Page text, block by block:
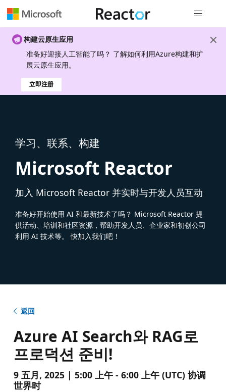
构建云原生应用
准备好迎接人工智能了吗？ 了解如何利用Azure构建和扩
展云原生应用。
立即注册
学习、联系、构建
Microsoft Reactor
加入 Microsoft Reactor 并实时与开发人员互动
准备好开始使用 AI 和最新技术了吗？ Microsoft Reactor 提
供活动、培训和社区资源，帮助开发人员、企业家和初创公司
利用 AI 技术等。 快加入我们吧！
返回
Azure AI Search와 RAG로
프로덕션 준비!
9 五月, 2025 | 5:00 上午 - 6:00 上午 (UTC) 协调
世界时